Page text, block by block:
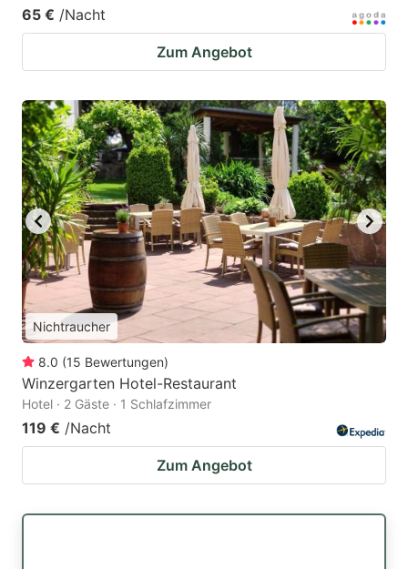
65 € /Nacht
Zum Angebot
Nichtraucher
8.0 (15 Bewertungen)
Winzergarten Hotel-Restaurant
Hotel · 2 Gäste · 1 Schlafzimmer
119 € /Nacht
Zum Angebot